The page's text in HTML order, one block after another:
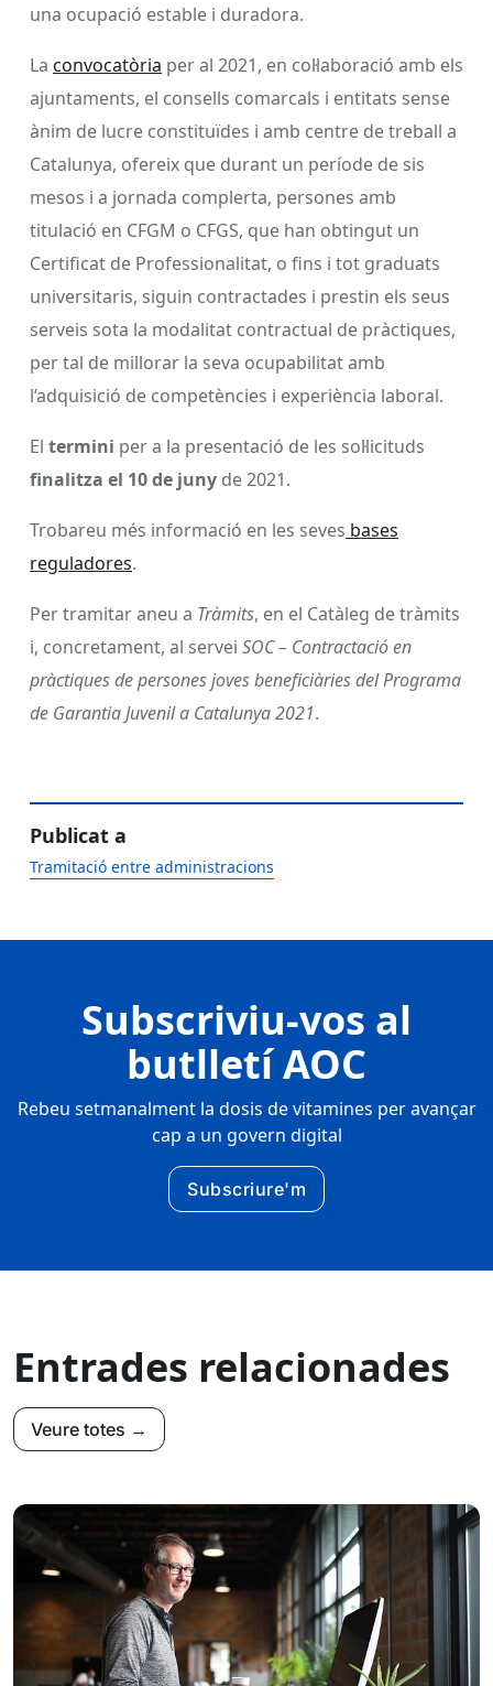
una ocupació estable i duradora.
La convocatòria per al 2021, en col·laboració amb els
ajuntaments, el consells comarcals i entitats sense
ànim de lucre constituïdes i amb centre de treball a
Catalunya, ofereix que durant un període de sis
mesos i a jornada complerta, persones amb
titulació en CFGM o CFGS, que han obtingut un
Certificat de Professionalitat, o fins i tot graduats
universitaris, siguin contractades i prestin els seus
serveis sota la modalitat contractual de pràctiques,
per tal de millorar la seva ocupabilitat amb
l’adquisició de competències i experiència laboral.
El termini per a la presentació de les sol·licituds
finalitza el 10 de juny de 2021.
Trobareu més informació en les seves bases
reguladores.
Per tramitar aneu a Tràmits, en el Catàleg de tràmits
i, concretament, al servei SOC – Contractació en
pràctiques de persones joves beneficiàries del Programa
de Garantia Juvenil a Catalunya 2021.
Publicat a
Tramitació entre administracions
Subscriviu-vos al
butlletí AOC
Rebeu setmanalment la dosis de vitamines per avançar
cap a un govern digital
Subscriure'm
Entrades relacionades
Veure totes →